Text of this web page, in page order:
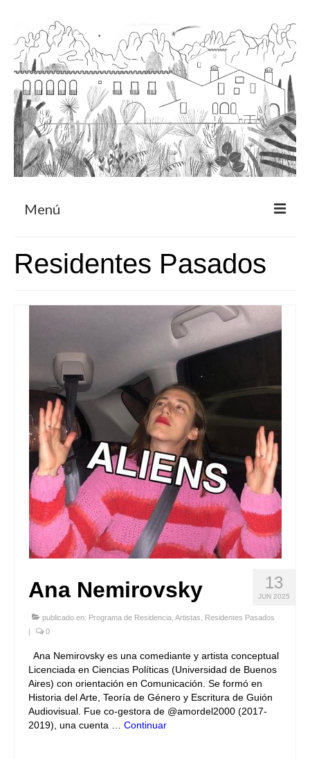
Menú
Programa de residencia
CRUCERO
Archivo
Contacto
Idioma:
Residentes Pasados
13
JUN 2025
Ana Nemirovsky
publicado en: Programa de Residencia Artistas
Residentes Pasados
|
0
Ana Nemirovsky es una comediante y artista conceptual
Licenciada en Ciencias Políticas (Universidad de Buenos
Aires) con orientación en Comunicación. Se formó en
Historia del Arte, Teoría de Género y Escritura de Guión
Audiovisual. Fue co-gestora de @amordel2000 (2017-
2019), una cuenta … Continuar